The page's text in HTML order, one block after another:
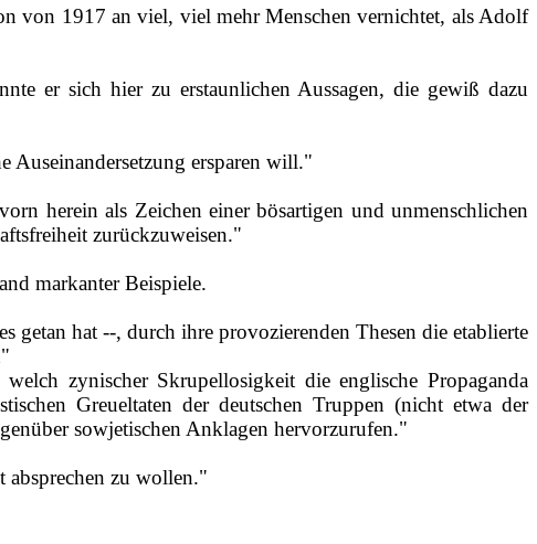
von 1917 an viel, viel mehr Menschen vernichtet, als Adolf
er sich hier zu erstaunlichen Aussagen, die gewiß dazu
Auseinandersetzung ersparen will."
herein als Zeichen einer bösartigen und unmenschlichen
zurückzuweisen."
markanter Beispiele.
hat ‑‑, durch ihre provozierenden Thesen die etablierte
zynischer Skrupellosigkeit die englische Propaganda
Greueltaten der deutschen Truppen (nicht etwa der
sowjetischen Anklagen hervorzurufen."
absprechen zu wollen."